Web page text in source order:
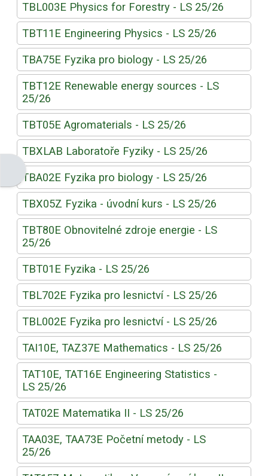
Otevřít panel bloku
TBL003E Physics for Forestry - LS 25/26
TBT11E Engineering Physics - LS 25/26
TBA75E Fyzika pro biology - LS 25/26
TBT12E Renewable energy sources - LS
25/26
TBT05E Agromaterials - LS 25/26
TBXLAB Laboratoře Fyziky - LS 25/26
TBA02E Fyzika pro biology - LS 25/26
TBX05Z Fyzika - úvodní kurs - LS 25/26
TBT80E Obnovitelné zdroje energie - LS
25/26
TBT01E Fyzika - LS 25/26
TBL702E Fyzika pro lesnictví - LS 25/26
TBL002E Fyzika pro lesnictví - LS 25/26
TAI10E, TAZ37E Mathematics - LS 25/26
TAT10E, TAT16E Engineering Statistics -
LS 25/26
TAT02E Matematika II - LS 25/26
TAA03E, TAA73E Početní metody - LS
25/26